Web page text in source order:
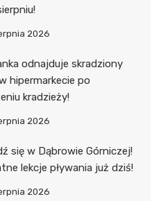
2026
odnajduje skradziony
hipermarkecie po
kradzieży!
2026
się w Dąbrowie Górniczej!
lekcje pływania już dziś!
2026